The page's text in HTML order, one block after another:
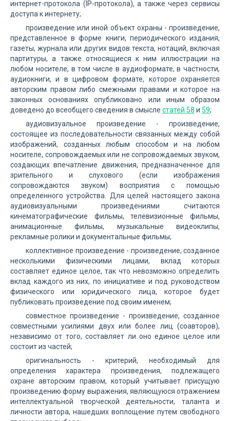
интернет-протокола (IP-протокола), а также через сервисы
доступа к интернету;
произведение или иной объект охраны - произведение,
представленное в форме книги, периодического издания,
газеты, журнала или других видов текста, нотаций, включая
партитуры, а также относящиеся к ним иллюстрации на
любом носителе, в том числе в аудиоформате, в частности,
аудиокниги, и в цифровом формате, которое охраняется
авторским правом либо смежными правами и которое на
законных основаниях опубликовано или иным образом
доведено до всеобщего сведения в смысле статей 58 и 59;
аудиовизуальное произведение - произведение,
состоящее из последовательности связанных между собой
изображений, созданных любым способом и на любом
носителе, сопровождаемых или не сопровождаемых звуком,
создающих впечатление движения, предназначенное для
зрительного и слухового (если изображения
сопровождаются звуком) восприятия с помощью
определенного устройства. Для целей настоящего закона
аудиовизуальными произведениями считаются
кинематографические фильмы, телевизионные фильмы,
анимационные фильмы, музыкальные видеоклипы,
рекламные ролики и документальные фильмы;
коллективное произведение - произведение, созданное
несколькими физическими лицами, вклад которых
составляет единое целое, так что невозможно определить
вклад каждого из них, по инициативе и под руководством
физического или юридического лица, которое будет
публиковать произведение под своим именем;
совместное произведение - произведение, созданное
совместными усилиями двух или более лиц (соавторов),
независимо от того, составляет ли оно единое целое или
состоит из частей;
оригинальность - критерий, необходимый для
определения характера произведения, подлежащего
охране авторским правом, который учитывает присущую
произведению форму выражения, являющуюся отражением
интеллектуальной творческой деятельности, таланта и
личности автора, нашедших воплощение путем свободного